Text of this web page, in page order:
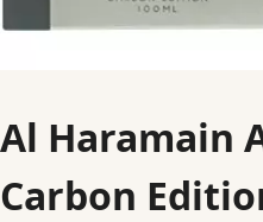
Al Haramain
Carbon